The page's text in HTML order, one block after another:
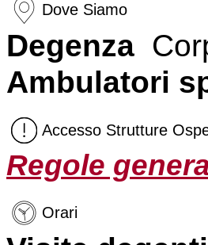
Dove Siamo
Degenza
Ambulatori
Accesso Strutture
Regole
Orari